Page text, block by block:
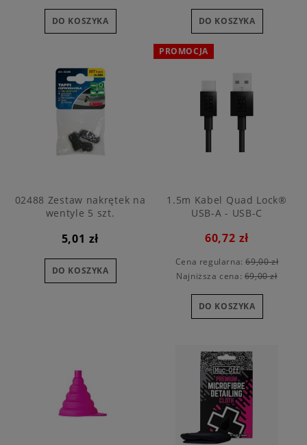
DO KOSZYKA DO KOSZYKA
02488 Zestaw nakrętek na
wentyle 5 szt.
5,01 zł
DO KOSZYKA
1.5m Kabel Quad Lock®
USB-A - USB-C
60,72 zł
Cena regularna:69,00 zł
Najniższa cena: 69,00 zł
DO KOSZYKA
PROMOCJA